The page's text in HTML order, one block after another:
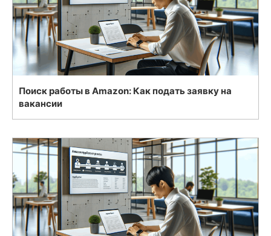
Поиск работы в Amazon: Как подать заявку на
вакансии